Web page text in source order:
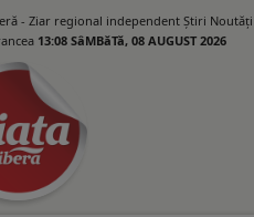
- Ziar regional independent Știri Noutăți
13:08 SâMBăTă, 08 AUGUST 2026